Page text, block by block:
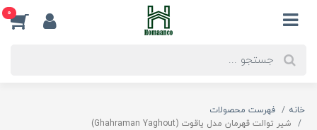
0
خانه
فهرست محصولات
شیر توالت قهرمان مدل یاقوت (Ghahraman Yaghout)